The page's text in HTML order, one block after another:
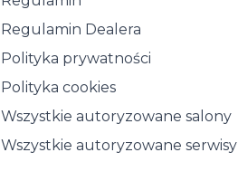
Regulamin Dealera
Polityka prywatności
Polityka cookies
Wszystkie autoryzowane salony
Wszystkie autoryzowane serwisy